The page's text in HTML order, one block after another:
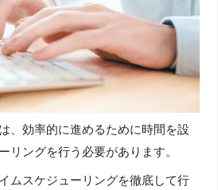
、効率的に進めるために時間を設
リングを行う必要があります。
ムスケジューリングを徹底して行